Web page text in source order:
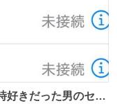
好きだった男のセコ